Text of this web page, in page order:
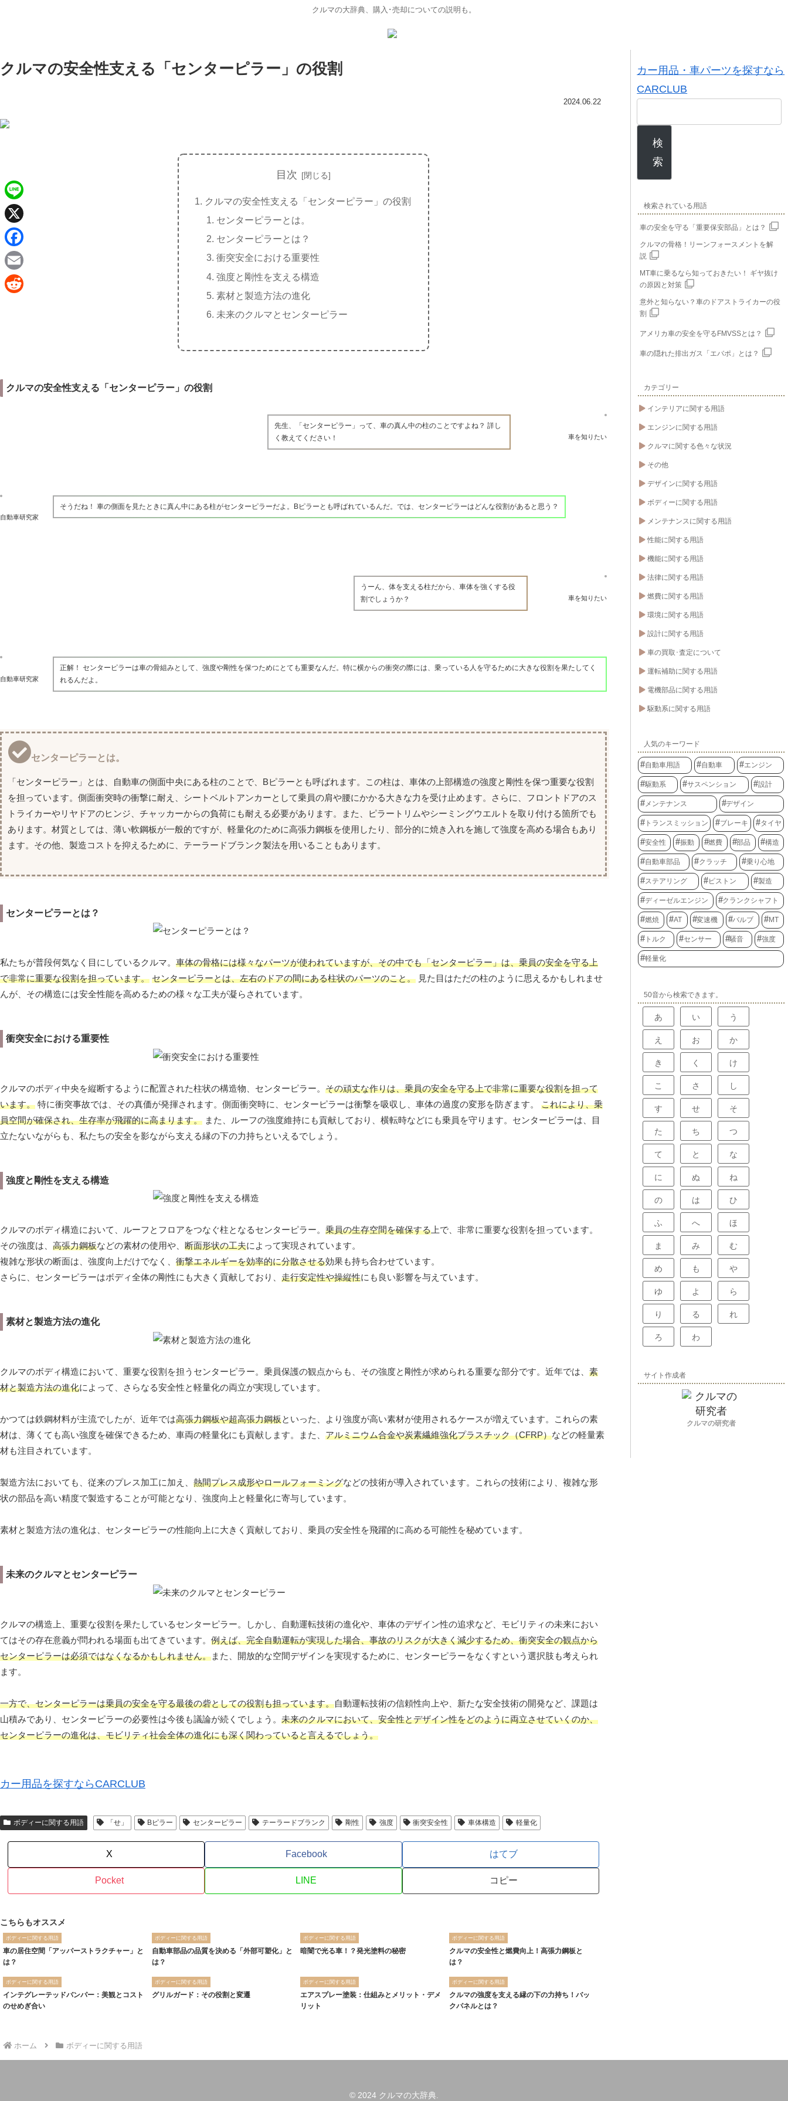
クルマの大辞典、購入･売却についての説明も。
クルマの安全性支える「センターピラー」の役割
2024.06.22
目次
クルマの安全性支える「センターピラー」の役割
センターピラーとは。
センターピラーとは？
衝突安全における重要性
強度と剛性を支える構造
素材と製造方法の進化
未来のクルマとセンターピラー
クルマの安全性支える「センターピラー」の役割
車を知りたい
先生、「センターピラー」って、車の真ん中の柱のことですよね？ 詳し
く教えてください！
自動車研究家
そうだね！ 車の側面を見たときに真ん中にある柱がセンターピラーだよ。Bピラーとも呼ばれているんだ。では、センターピラーはどんな役割があると思う？
車を知りたい
うーん、体を支える柱だから、車体を強くする役
割でしょうか？
自動車研究家
正解！ センターピラーは車の骨組みとして、強度や剛性を保つためにとても重要なんだ。特に横からの衝突の際には、乗っている人を守るために大きな役割を果たしてく
れるんだよ。
センターピラーとは。
「センターピラー」とは、自動車の側面中央にある柱のことで、Bピラーとも呼ばれます。この柱は、車体の上部構造の強度と剛性を保つ重要な役割
を担っています。側面衝突時の衝撃に耐え、シートベルトアンカーとして乗員の肩や腰にかかる大きな力を受け止めます。さらに、フロントドアのス
トライカーやリヤドアのヒンジ、チャッカーからの負荷にも耐える必要があります。また、ピラートリムやシーミングウエルトを取り付ける箇所でも
あります。材質としては、薄い軟鋼板が一般的ですが、軽量化のために高張力鋼板を使用したり、部分的に焼き入れを施して強度を高める場合もあり
ます。その他、製造コストを抑えるために、テーラードブランク製法を用いることもあります。
センターピラーとは？
私たちが普段何気なく目にしているクルマ。 車体の骨格には様々なパーツが使われていますが、その中でも「センターピラー」は、乗員の安全を守る上
で非常に重要な役割を担っています。 センターピラーとは、左右のドアの間にある柱状のパーツのこと。 見た目はただの柱のように思えるかもしれませ
んが、その構造には安全性能を高めるための様々な工夫が凝らされています。
衝突安全における重要性
クルマのボディ中央を縦断するように配置された柱状の構造物、センターピラー。 その頑丈な作りは、乗員の安全を守る上で非常に重要な役割を担って
います。 特に衝突事故では、その真価が発揮されます。側面衝突時に、センターピラーは衝撃を吸収し、車体の過度の変形を防ぎます。 これにより、乗
員空間が確保され、生存率が飛躍的に高まります。 また、ルーフの強度維持にも貢献しており、横転時などにも乗員を守ります。センターピラーは、目
立たないながらも、私たちの安全を影ながら支える縁の下の力持ちといえるでしょう。
強度と剛性を支える構造
クルマのボディ構造において、ルーフとフロアをつなぐ柱となるセンターピラー。 乗員の生存空間を確保する 上で、非常に重要な役割を担っています。
その強度は、 高張力鋼板などの素材の使用や、 断面形状の工夫によって実現されています。
複雑な形状の断面は、強度向上だけでなく、 衝撃エネルギーを効率的に分散させる効果も持ち合わせています。
さらに、センターピラーはボディ全体の剛性にも大きく貢献しており、 走行安定性や操縦性にも良い影響を与えています。
素材と製造方法の進化
クルマのボディ構造において、重要な役割を担うセンターピラー。乗員保護の観点からも、その強度と剛性が求められる重要な部分です。近年では、 素
材と製造方法の進化によって、さらなる安全性と軽量化の両立が実現しています。
かつては鉄鋼材料が主流でしたが、近年では高張力鋼板や超高張力鋼板といった、より強度が高い素材が使用されるケースが増えています。これらの素
材は、薄くても高い強度を確保できるため、車両の軽量化にも貢献します。また、 アルミニウム合金や炭素繊維強化プラスチック（CFRP）などの軽量素
材も注目されています。
製造方法においても、従来のプレス加工に加え、 熱間プレス成形やロールフォーミングなどの技術が導入されています。これらの技術により、複雑な形
状の部品を高い精度で製造することが可能となり、強度向上と軽量化に寄与しています。
素材と製造方法の進化は、センターピラーの性能向上に大きく貢献しており、乗員の安全性を飛躍的に高める可能性を秘めています。
未来のクルマとセンターピラー
クルマの構造上、重要な役割を果たしているセンターピラー。しかし、自動運転技術の進化や、車体のデザイン性の追求など、モビリティの未来におい
てはその存在意義が問われる場面も出てきています。 例えば、完全自動運転が実現した場合、事故のリスクが大きく減少するため、衝突安全の観点から
センターピラーは必須ではなくなるかもしれません。また、開放的な空間デザインを実現するために、センターピラーをなくすという選択肢も考えられ
ます。
一方で、センターピラーは乗員の安全を守る最後の砦としての役割も担っています。自動運転技術の信頼性向上や、新たな安全技術の開発など、課題は
山積みであり、センターピラーの必要性は今後も議論が続くでしょう。 未来のクルマにおいて、安全性とデザイン性をどのように両立させていくのか、
センターピラーの進化は、モビリティ社会全体の進化にも深く関わっていると言えるでしょう。
カー用品を探すならCARCLUB
ボディーに関する用語 「せ」 Bピラー センターピラー テーラードブランク 剛性 強度 衝突安全性 車体構造 軽量化
X Facebook はてブ
Pocket LINE コピー
こちらもオススメ
ボディーに関する用語
車の居住空間「アッパーストラクチャー」と
は？
ボディーに関する用語
自動車部品の品質を決める「外部可塑化」と
は？
ボディーに関する用語
暗闇で光る車！？発光塗料の秘密
ボディーに関する用語
クルマの安全性と燃費向上！高張力鋼板と
は？
ボディーに関する用語
インテグレーテッドバンパー：美観とコスト
のせめぎ合い
ボディーに関する用語
グリルガード：その役割と変遷
ボディーに関する用語
エアスプレー塗装：仕組みとメリット・デメ
リット
ボディーに関する用語
クルマの強度を支える縁の下の力持ち！バッ
クパネルとは？
ホーム ボディーに関する用語
カー用品・車パーツを探すなら
CARCLUB
検
索
検索されている用語
車の安全を守る「重要保安部品」とは？
クルマの骨格！リーンフォースメントを解
説
MT車に乗るなら知っておきたい！ ギヤ抜け
の原因と対策
意外と知らない？車のドアストライカーの役
割
アメリカ車の安全を守るFMVSSとは？
車の隠れた排出ガス「エバポ」とは？
カテゴリー
インテリアに関する用語
エンジンに関する用語
クルマに関する色々な状況
その他
デザインに関する用語
ボディーに関する用語
メンテナンスに関する用語
性能に関する用語
機能に関する用語
法律に関する用語
燃費に関する用語
環境に関する用語
設計に関する用語
車の買取･査定について
運転補助に関する用語
電機部品に関する用語
駆動系に関する用語
人気のキーワード
自動車用語 自動車 エンジン
駆動系 サスペンション 設計
メンテナンス デザイン
トランスミッション ブレーキ タイヤ
安全性 振動 燃費 部品 構造
自動車部品 クラッチ 乗り心地
ステアリング ピストン 製造
ディーゼルエンジン クランクシャフト
燃焼 AT 変速機 バルブ MT
トルク センサー 騒音 強度
軽量化
50音から検索できます。
あ い う
え お か
き く け
こ さ し
す せ そ
た ち つ
て と な
に ぬ ね
の は ひ
ふ へ ほ
ま み む
め も や
ゆ よ ら
り る れ
ろ わ
サイト作成者
クルマの研究者
© 2024 クルマの大辞典.
L
n
e
X
F
a
c
k
E